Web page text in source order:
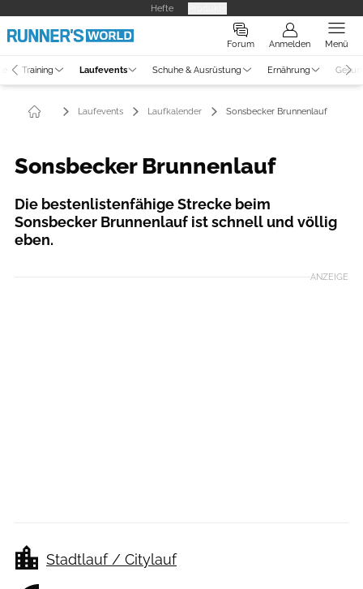
Hefte
Forum Anmelden Menü
Training Laufevents Schuhe & Ausrüstung Ernährung
Laufevents Laufkalender Sonsbecker Brunnenlauf
Sonsbecker Brunnenlauf
Die bestenlistenfähige Strecke beim
Sonsbecker Brunnenlauf ist schnell und völlig
eben.
ANZEIGE
Stadtlauf / Citylauf